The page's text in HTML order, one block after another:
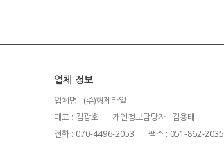
업체 정보
업체명 : (주)형제타일
대표 : 김광호
개인정보담당자 : 김용태
전화 : 070-4496-2053
팩스 : 051-862-2035